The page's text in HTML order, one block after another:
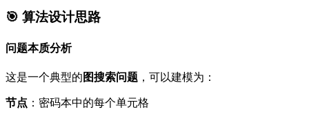
🎯 算法设计思路
问题本质分析
这是一个典型的 图搜索问题 ，可以建模为：
节点 ：密码本中的每个单元格